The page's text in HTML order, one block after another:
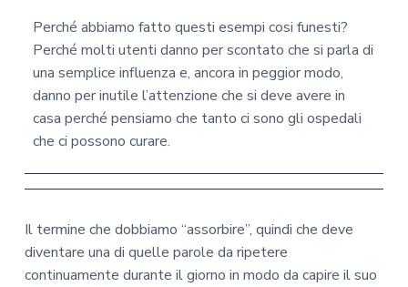
Perché abbiamo fatto questi esempi cosi funesti?
Perché molti utenti danno per scontato che si parla di
una semplice influenza e, ancora in peggior modo,
danno per inutile l’attenzione che si deve avere in
casa perché pensiamo che tanto ci sono gli ospedali
che ci possono curare.
Il termine che dobbiamo “assorbire”, quindi che deve
diventare una di quelle parole da ripetere
continuamente durante il giorno in modo da capire il suo